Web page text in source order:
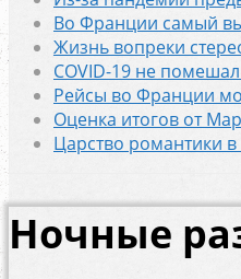
Во Франции самый
Жизнь вопреки
COVID-19 не
Рейсы во Франции
Оценка итогов от
Царство романтики
Ночные